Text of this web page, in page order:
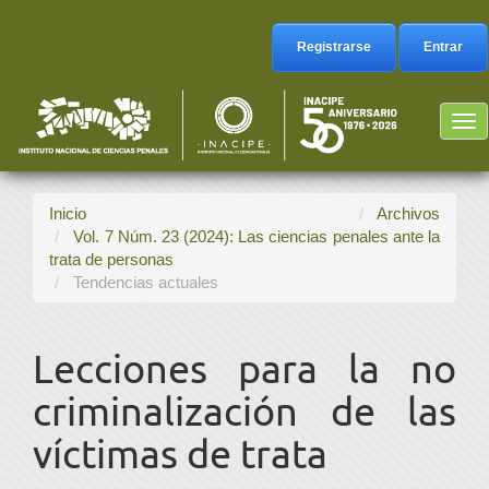
Barra
lateral
Registrarse Entrar
Inicio
Archivos
Vol. 7 Núm. 23 (2024): Las ciencias penales ante la
trata de personas
Tendencias actuales
Lecciones para la no
criminalización de las
víctimas de trata